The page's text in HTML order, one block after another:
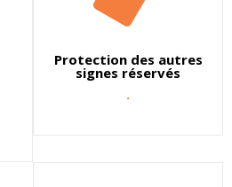
Protection des autres
signes réservés
.